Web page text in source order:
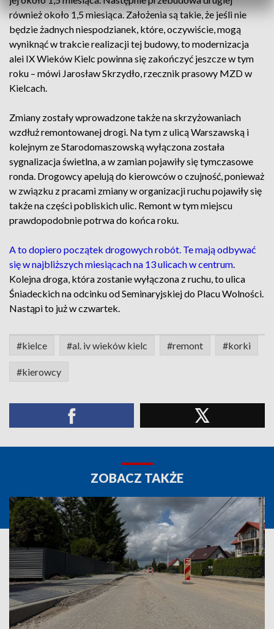
również około 1,5 miesiąca. Założenia są takie, że jeśli nie
będzie żadnych niespodzianek, które, oczywiście, mogą
wyniknąć w trakcie realizacji tej budowy, to modernizacja
alei IX Wieków Kielc powinna się zakończyć jeszcze w tym
roku – mówi Jarosław Skrzydło, rzecznik prasowy MZD w
Kielcach.
Zmiany zostały wprowadzone także na skrzyżowaniach
wzdłuż remontowanej drogi. Na tym z ulicą Warszawską i
kolejnym ze Starodomaszowską wyłączona została
sygnalizacja świetlna, a w zamian pojawiły się tymczasowe
ronda. Drogowcy apelują do kierowców o czujność, ponieważ
w związku z pracami zmiany w organizacji ruchu pojawiły się
także na części pobliskich ulic. Remont w tym miejscu
prawdopodobnie potrwa do końca roku.
A to dopiero początek drogowych robót. Te mają odbywać
się w najbliższych miesiącach na 13 ulicach w centrum.
Kolejna droga, która zostanie wyłączona z ruchu, to ulica
Śniadeckich na odcinku od Seminaryjskiej do Placu Wolności.
Nastąpi to już w czwartek.
#kielce #al. iv wieków kielc #remont #korki
#kierowcy
ZOBACZ TAKŻE